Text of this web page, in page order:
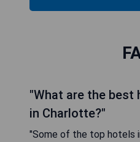
"What are the best
in Charlotte?"
"Some of the top hotels